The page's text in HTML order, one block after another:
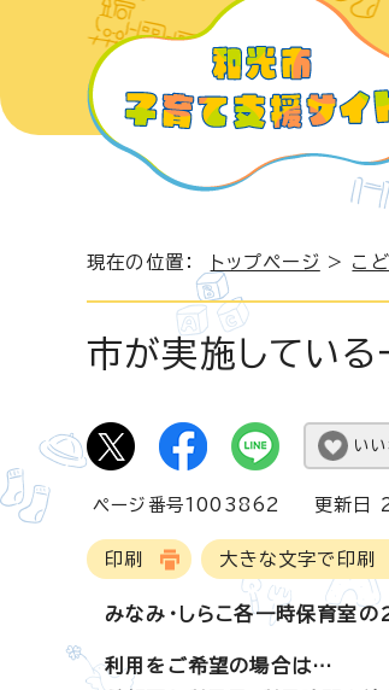
現在の位置： トップページ > こ
市が実施してい
いい
ページ番号1003862 更新日
印刷 大きな文字で印刷
みなみ・しらこ各一時保育室
利用をご希望の場合は…